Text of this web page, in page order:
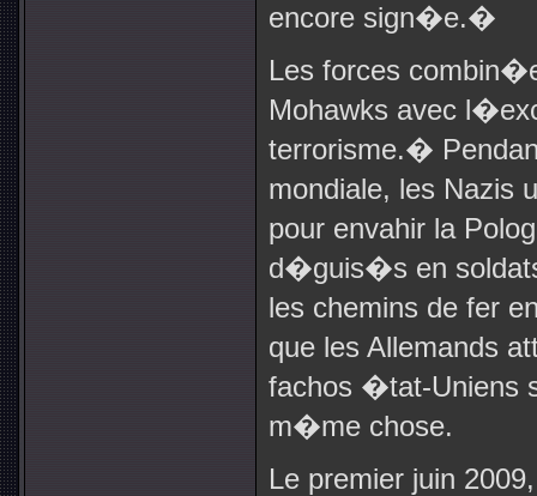
encore sign�e.�
Les forces
Mohawks avec
terrorisme.�
mondiale, les Nazis
pour envahir la
d�guis�s en
les chemins de fer
que les Allemands
fachos �tat-Uniens
m�me chose.
Le premier juin